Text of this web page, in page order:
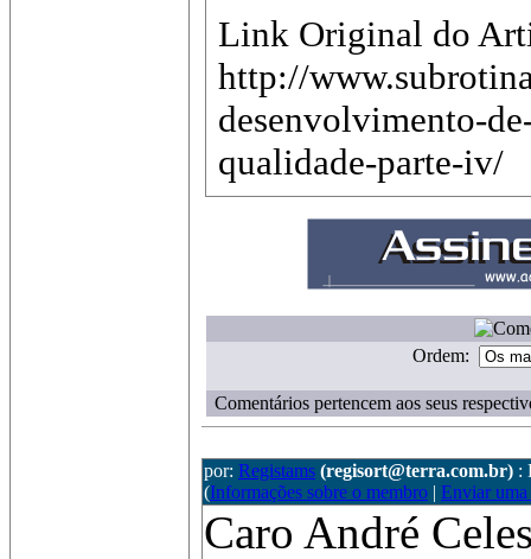
Link Original do
http://
desenvolvimento-
qualidade-parte-iv/
Ordem:
Comentários pertencem aos seus
por: Registams (regisort@terra.com.br) :
(Informações sobre o membro | Enviar uma
Caro André